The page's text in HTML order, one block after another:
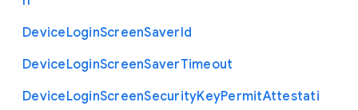
DeviceLoginScreenSaverId
DeviceLoginScreenSaverTimeout
DeviceLoginScreenSecurityKeyPermitAttestati